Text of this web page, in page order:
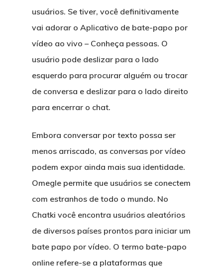
usuários. Se tiver, você definitivamente
vai adorar o Aplicativo de bate-papo por
vídeo ao vivo – Conheça pessoas. O
usuário pode deslizar para o lado
esquerdo para procurar alguém ou trocar
de conversa e deslizar para o lado direito
para encerrar o chat.
Embora conversar por texto possa ser
menos arriscado, as conversas por vídeo
podem expor ainda mais sua identidade.
Omegle permite que usuários se conectem
com estranhos de todo o mundo. No
Chatki você encontra usuários aleatórios
de diversos países prontos para iniciar um
bate papo por vídeo. O termo bate-papo
online refere-se a plataformas que